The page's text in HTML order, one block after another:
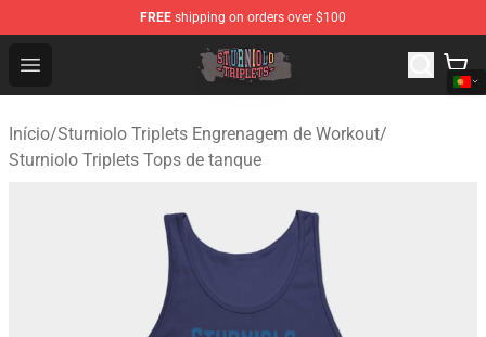
FREE shipping on orders over $100
Open menu
Sturniolo Triplets Shop - Official Sturniolo Triplets
Início/Sturniolo Triplets Engrenagem de Workout/
Sturniolo Triplets Tops de tanque